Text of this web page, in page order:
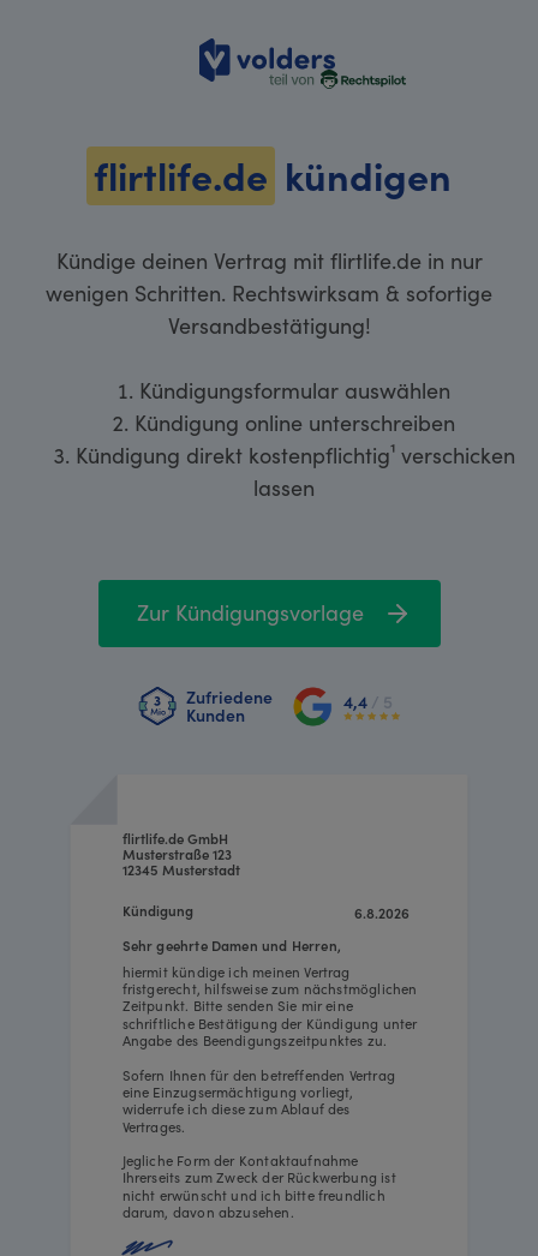
volders
flirtlife.de kündigen
Kündige deinen Vertrag mit flirtlife.de in nur
wenigen Schritten. Rechtswirksam & sofortige
Versandbestätigung!
Kündigungsformular auswählen
Kündigung online unterschreiben
Kündigung direkt kostenpflichtig¹ verschicken
lassen
Zur Kündigungsvorlage
Zufriedene
Kunden
4,4 / 5
6.8.2026
flirtlife.de GmbH
Musterstraße 123
12345 Musterstadt
hiermit kündige ich meinen Vertrag
fristgerecht, hilfsweise zum nächstmöglichen
Zeitpunkt. Bitte senden Sie mir eine
schriftliche Bestätigung der Kündigung unter
Angabe des Beendigungszeitpunktes zu.
Sofern Ihnen für den betreffenden Vertrag
eine Einzugsermächtigung vorliegt,
widerrufe ich diese zum Ablauf des
Vertrages.
Jegliche Form der Kontaktaufnahme
Ihrerseits zum Zweck der Rückwerbung ist
nicht erwünscht und ich bitte freundlich
darum, davon abzusehen.
Sehr geehrte Damen und Herren,
Kündigung